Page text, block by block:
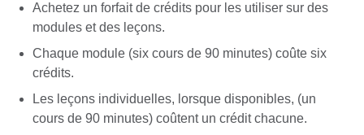
Achetez un forfait de crédits pour les utiliser sur des
modules et des leçons.
Chaque module (six cours de 90 minutes) coûte six
crédits.
Les leçons individuelles, lorsque disponibles, (un
cours de 90 minutes) coûtent un crédit chacune.